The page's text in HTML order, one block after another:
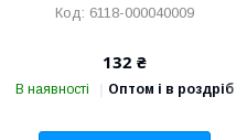
6118-000040009
132 ₴
В наявності Оптом і в роздріб